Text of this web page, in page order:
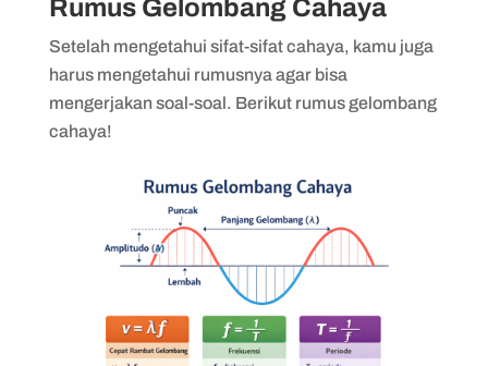
Rumus Gelombang Cahaya
Setelah mengetahui sifat-sifat cahaya, kamu juga
harus mengetahui rumusnya agar bisa
mengerjakan soal-soal. Berikut rumus gelombang
cahaya!